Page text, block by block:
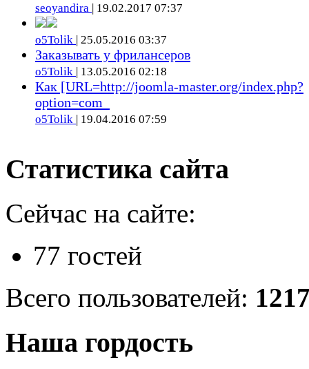
seoyandira | 19.02.2017 07:37
o5Tolik | 25.05.2016 03:37
Заказывать у фрилансеров
o5Tolik | 13.05.2016 02:18
Как [URL=http://joomla-master.org/index.php?
option=com_
o5Tolik | 19.04.2016 07:59
Статистика сайта
Сейчас на сайте:
77 гостей
Всего пользователей:
Наша гордость